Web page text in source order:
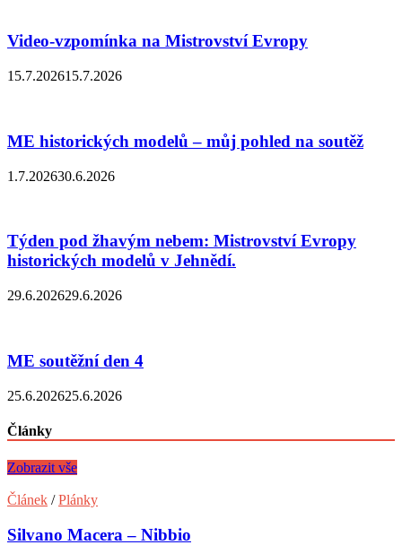
Video-vzpomínka na Mistrovství Evropy
15.7.202615.7.2026
ME historických modelů – můj pohled na soutěž
1.7.202630.6.2026
Týden pod žhavým nebem: Mistrovství Evropy
historických modelů v Jehnědí.
29.6.202629.6.2026
ME soutěžní den 4
25.6.202625.6.2026
Články
Zobrazit vše
Článek /Plánky
Silvano Macera – Nibbio